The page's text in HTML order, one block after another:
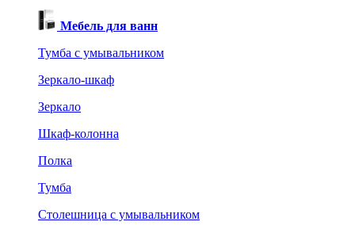
Мебель для ванн
Тумба с умывальником
Зеркало-шкаф
Зеркало
Шкаф-колонна
Полка
Тумба
Столешница с умывальником